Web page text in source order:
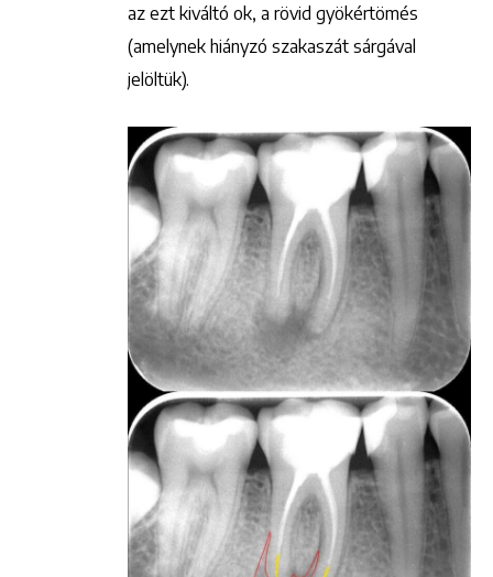
az ezt kiváltó ok, a rövid gyökértömés
(amelynek hiányzó szakaszát sárgával
jelöltük).